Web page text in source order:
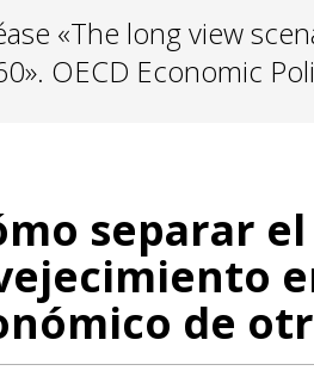
«The long view
OECD Economic
separar
de